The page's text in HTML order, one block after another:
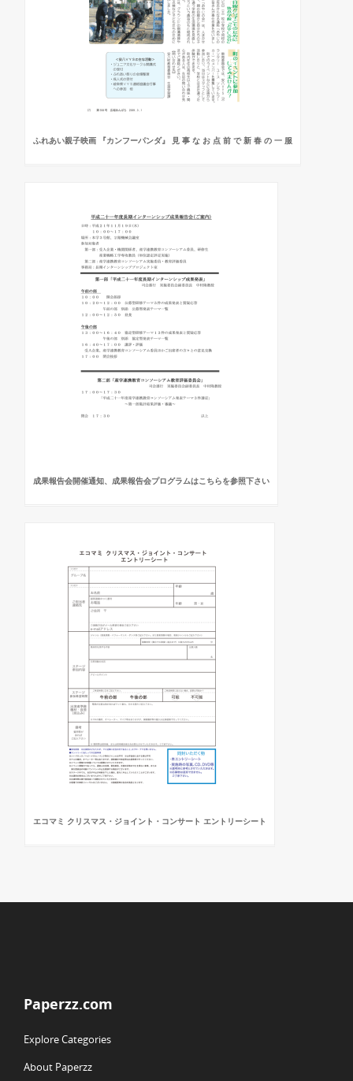
ふれあい親子映画 『カンフーパンダ』 見 事 な お 点 前 で 新 春 の 一 服
成果報告会開催通知、成果報告会プログラムはこちらを参照下さい
エコマミ クリスマス・ジョイント・コンサート エントリーシート
Paperzz.com
Explore Categories
About Paperzz